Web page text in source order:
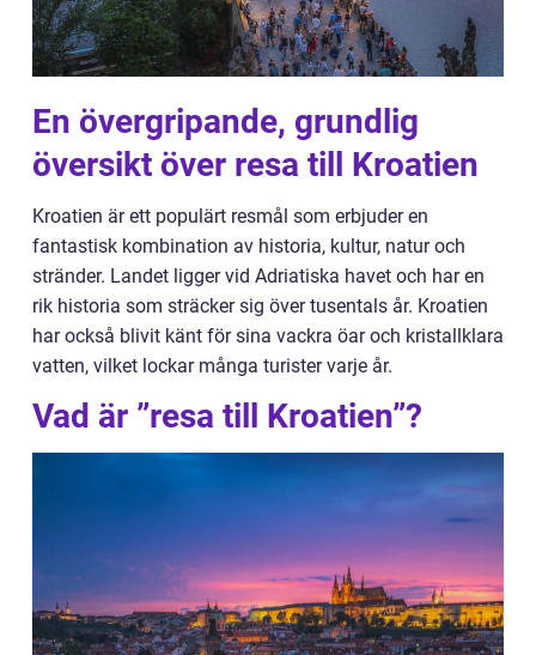
En övergripande, grundlig
översikt över resa till Kroatien
Kroatien är ett populärt resmål som erbjuder en
fantastisk kombination av historia, kultur, natur och
stränder. Landet ligger vid Adriatiska havet och har en
rik historia som sträcker sig över tusentals år. Kroatien
har också blivit känt för sina vackra öar och kristallklara
vatten, vilket lockar många turister varje år.
Vad är ”resa till Kroatien”?